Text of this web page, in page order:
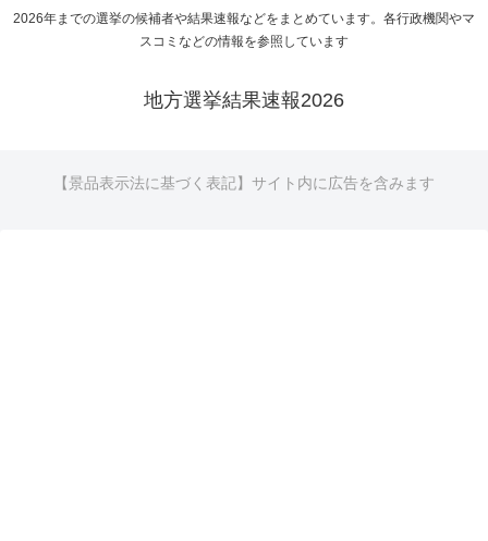
2026年までの選挙の候補者や結果速報などをまとめています。各行政機関やマ
スコミなどの情報を参照しています
地方選挙結果速報2026
【景品表示法に基づく表記】サイト内に広告を含みます